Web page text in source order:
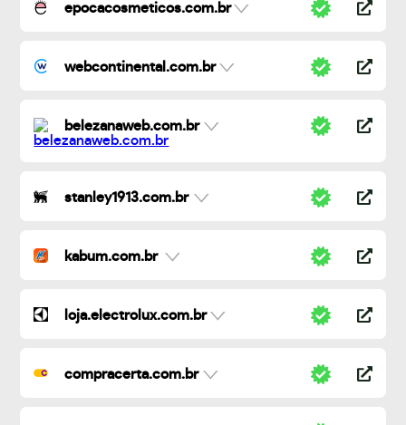
epocacosmeticos.com.br
webcontinental.com.br
belezanaweb.com.br
stanley1913.com.br
kabum.com.br
loja.electrolux.com.br
compracerta.com.br